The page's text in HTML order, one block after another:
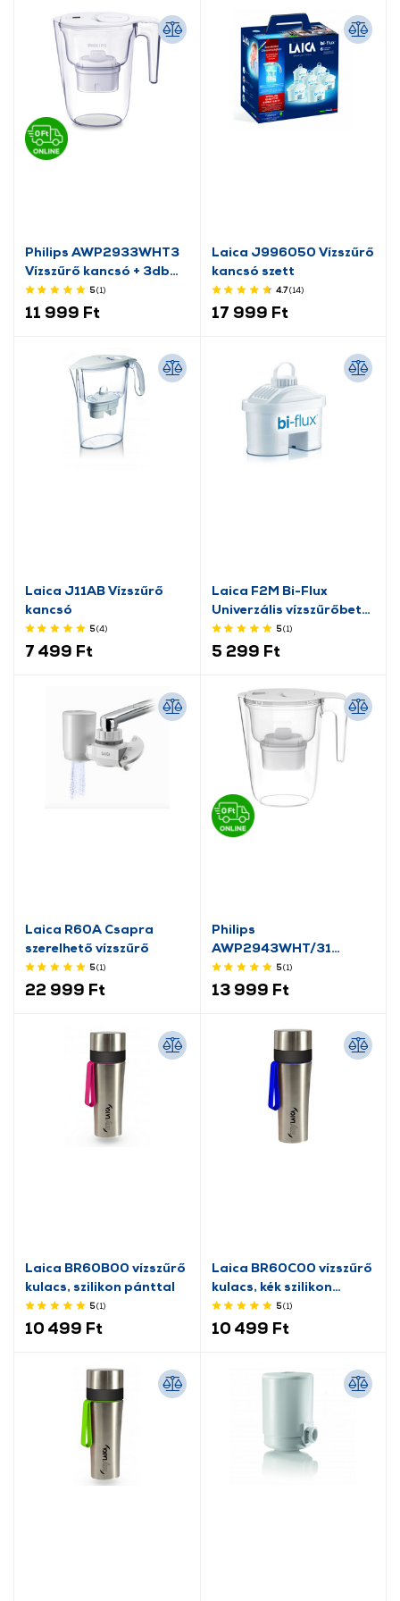
Philips AWP2933WHT3
Vízszűrő kancsó + 3db
szűrő
5(1)
11 999 Ft
Laica J996050 Vízszűrő
kancsó szett
4.7(14)
17 999 Ft
Laica J11AB Vízszűrő
kancsó
5(4)
7 499 Ft
Laica F2M Bi-Flux
Univerzális vízszűrőbetét
2db
5(1)
5 299 Ft
Laica R60A Csapra
szerelhető vízszűrő
5(1)
22 999 Ft
Philips
AWP2943WHT/31
Vízszűrő kancsó + 3db
betét
5(1)
13 999 Ft
Laica BR60B00 vízszűrő
kulacs, szilikon pánttal
5(1)
10 499 Ft
Laica BR60C00 vízszűrő
kulacs, kék szilikon
pánttal
5(1)
10 499 Ft